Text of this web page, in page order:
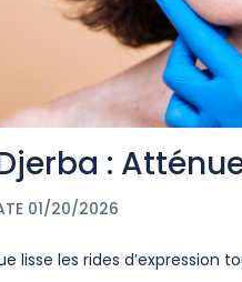
:
01/20/2026
lisse les rides